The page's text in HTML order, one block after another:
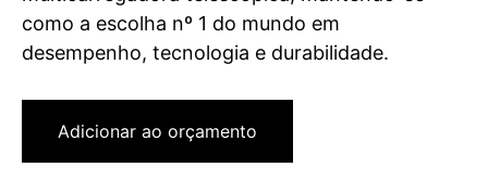
como a escolha nº 1 do mundo em
desempenho, tecnologia e durabilidade.
Adicionar ao orçamento